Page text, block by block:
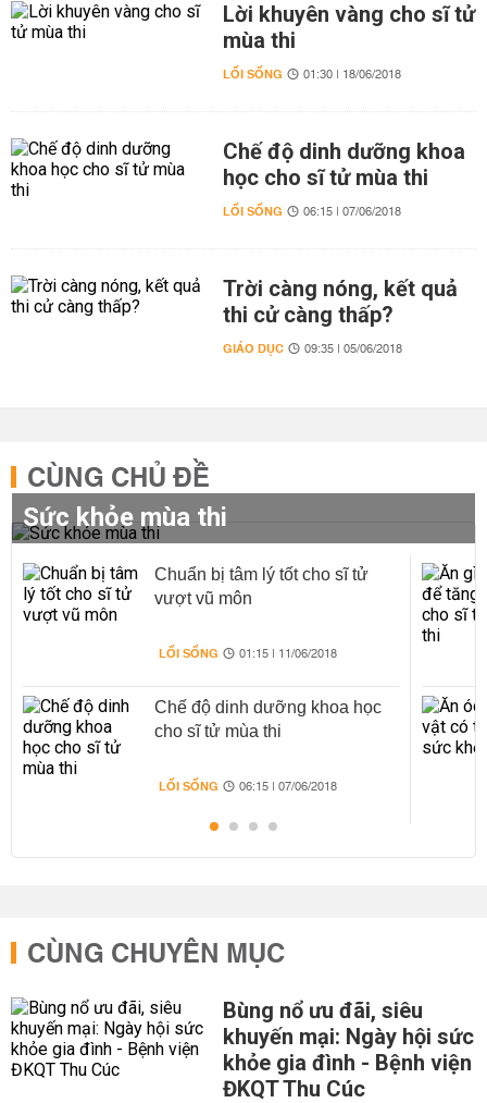
Lời khuyên vàng cho sĩ tử
mùa thi
LỐI SỐNG 01:30 | 18/06/2018
Chế độ dinh dưỡng khoa
học cho sĩ tử mùa thi
LỐI SỐNG 06:15 | 07/06/2018
Trời càng nóng, kết quả
thi cử càng thấp?
GIÁO DỤC 09:35 | 05/06/2018
CÙNG CHỦ ĐỀ
Sức khỏe mùa thi
Chuẩn bị tâm lý tốt cho sĩ tử
vượt vũ môn
LỐI SỐNG 01:15 | 11/06/2018
Chế độ dinh dưỡng khoa học
cho sĩ tử mùa thi
LỐI SỐNG 06:15 | 07/06/2018
CÙNG CHUYÊN MỤC
Bùng nổ ưu đãi, siêu
khuyến mại: Ngày hội sức
khỏe gia đình - Bệnh viện
ĐKQT Thu Cúc